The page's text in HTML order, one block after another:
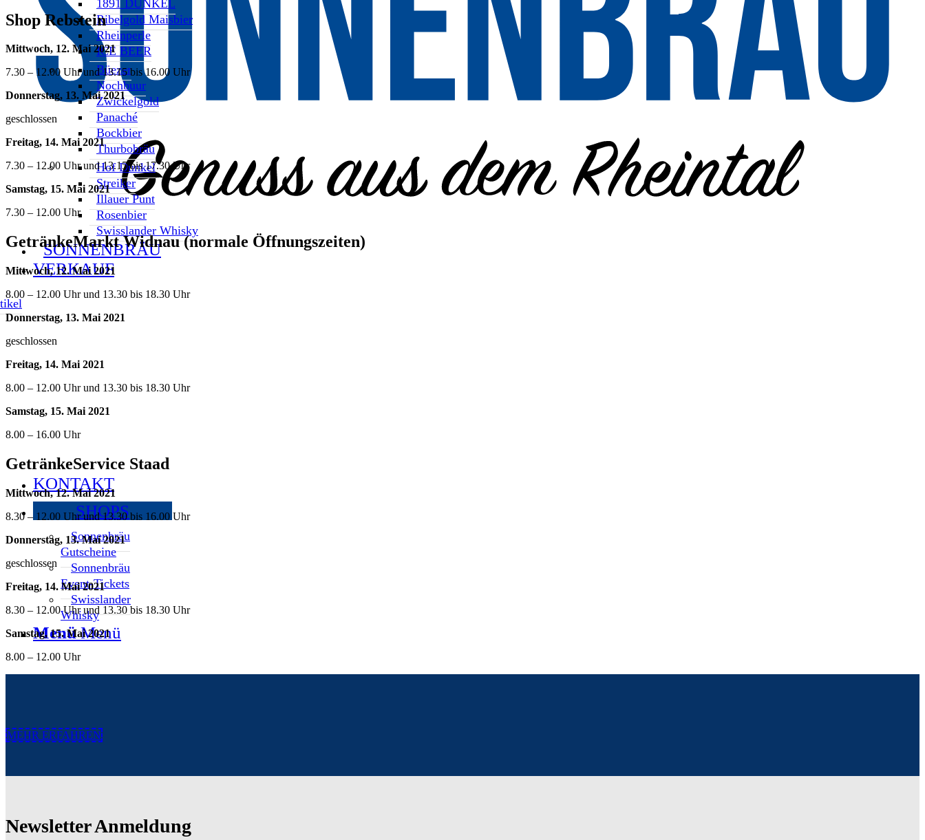
1891 DUNKEL
Ribelgold Maisbier
Rheinperle
ICE BEER
Büezer
Nochbuur
Zwickelgold
Panaché
Bockbier
Thurbobräu
Hof Dunkel
Streiker
Illauer Punt
Rosenbier
Swisslander Whisky
SONNENBRÄU
VERKAUF
KONTAKT
SHOPS
Sonnenbräu
Gutscheine
Sonnenbräu
Event-Tickets
Swisslander
Whisky
Menü Menü
Shop Rebstein
Mittwoch, 12. Mai 2021
7.30 – 12.00 Uhr und 13.15 bis 16.00 Uhr
Donnerstag, 13. Mai 2021
geschlossen
Freitag, 14. Mai 2021
7.30 – 12.00 Uhr und 13.15 bis 17.30 Uhr
Samstag, 15. Mai 2021
7.30 – 12.00 Uhr
GetränkeMarkt Widnau (normale Öffnungszeiten)
Mittwoch, 12. Mai 2021
8.00 – 12.00 Uhr und 13.30 bis 18.30 Uhr
Donnerstag, 13. Mai 2021
geschlossen
Freitag, 14. Mai 2021
8.00 – 12.00 Uhr und 13.30 bis 18.30 Uhr
Samstag, 15. Mai 2021
8.00 – 16.00 Uhr
GetränkeService Staad
Mittwoch, 12. Mai 2021
8.30 – 12.00 Uhr und 13.30 bis 16.00 Uhr
Donnerstag, 13. Mai 2021
geschlossen
Freitag, 14. Mai 2021
8.30 – 12.00 Uhr und 13.30 bis 18.30 Uhr
Samstag, 15. Mai 2021
8.00 – 12.00 Uhr
MEHR ERFAHREN
Newsletter Anmeldung